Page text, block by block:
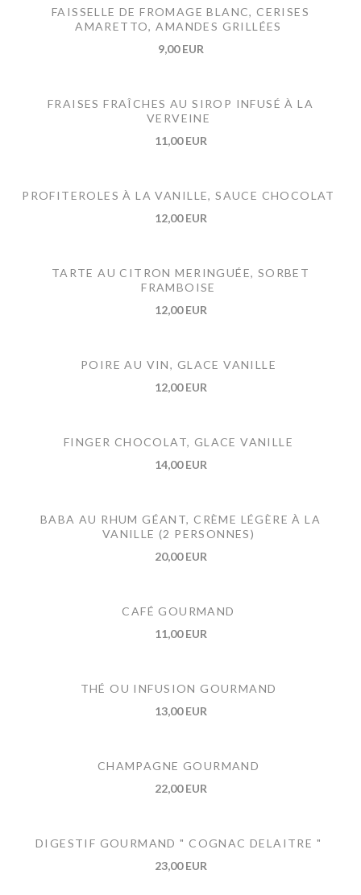
FAISSELLE DE FROMAGE BLANC, CERISES
AMARETTO, AMANDES GRILLÉES
9,00 EUR
FRAISES FRAÎCHES AU SIROP INFUSÉ À LA
VERVEINE
11,00 EUR
PROFITEROLES À LA VANILLE, SAUCE CHOCOLAT
12,00 EUR
TARTE AU CITRON MERINGUÉE, SORBET
FRAMBOISE
12,00 EUR
POIRE AU VIN, GLACE VANILLE
12,00 EUR
FINGER CHOCOLAT, GLACE VANILLE
14,00 EUR
BABA AU RHUM GÉANT, CRÈME LÉGÈRE À LA
VANILLE (2 PERSONNES)
20,00 EUR
CAFÉ GOURMAND
11,00 EUR
THÉ OU INFUSION GOURMAND
13,00 EUR
CHAMPAGNE GOURMAND
22,00 EUR
DIGESTIF GOURMAND " COGNAC DELAITRE "
23,00 EUR